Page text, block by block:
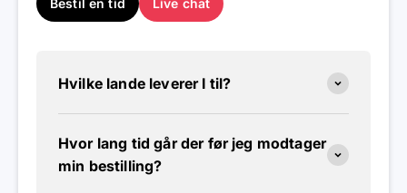
Bestil en tid Live chat
Hvilke lande leverer I til?
Hvor lang tid går der før jeg modtager
min bestilling?